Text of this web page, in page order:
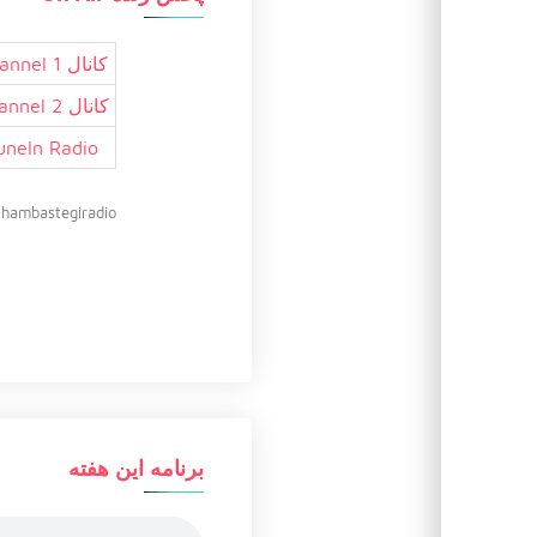
کانال 1 Channel
کانال 2 Channel
Radio
hambastegiradio@
برنامه این هفته